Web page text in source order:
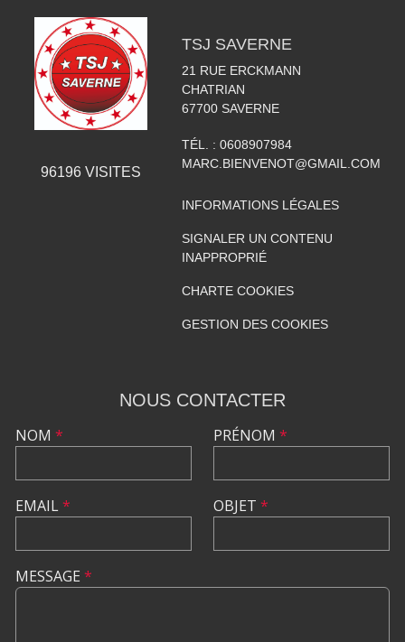
96196VISITES
TSJ SAVERNE
21 RUE ERCKMANN
CHATRIAN
67700 SAVERNE
TÉL. : 0608907984
MARC.BIENVENOT@GMAIL.COM
INFORMATIONS LÉGALES
SIGNALER UN CONTENU
INAPPROPRIÉ
CHARTE COOKIES
GESTION DES COOKIES
NOUS CONTACTER
NOM *
EMAIL*
PRÉNOM *
OBJET *
MESSAGE *